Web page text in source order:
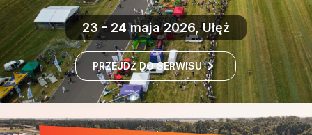
23 - 24 maja 2026, Ułęż
PRZEJDŹ DO SERWISU